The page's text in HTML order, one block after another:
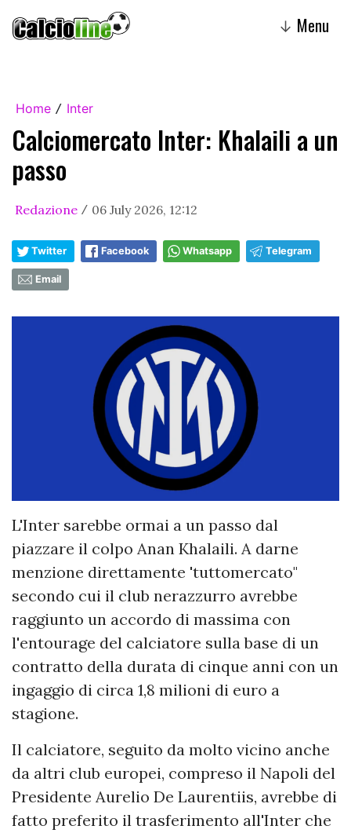
↓ Menu
Home / Inter
Calciomercato Inter: Khalaili a un
passo
Redazione / 06 July 2026, 12:12
Twitter Facebook Whatsapp Telegram
Email
L'Inter sarebbe ormai a un passo dal
piazzare il colpo Anan Khalaili. A darne
menzione direttamente 'tuttomercato"
secondo cui il club nerazzurro avrebbe
raggiunto un accordo di massima con
l'entourage del calciatore sulla base di un
contratto della durata di cinque anni con un
ingaggio di circa 1,8 milioni di euro a
stagione.
Il calciatore, seguito da molto vicino anche
da altri club europei, compreso il Napoli del
Presidente Aurelio De Laurentiis, avrebbe di
fatto preferito il trasferimento all'Inter che